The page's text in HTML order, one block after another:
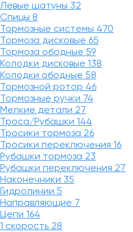
Левые шатуны 32
Спицы 8
Тормозные системы 470
Тормоза дисковые 65
Тормоза ободные 59
Колодки дисковые 138
Колодки ободные 58
Тормозной ротор 46
Тормозные ручки 74
Мелкие детали 27
Троса/Рубашки 144
Тросики тормоза 26
Тросики переключения 16
Рубашки тормоза 23
Рубашки переключения 27
Наконечники 35
Гидролинии 5
Направляющие 7
Цепи 164
1 скорость 28